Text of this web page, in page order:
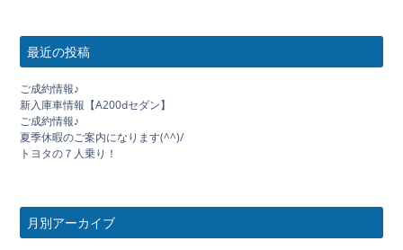
最近の投稿
ご成約情報♪
新入庫車情報【A200dセダン】
ご成約情報♪
夏季休暇のご案内になります(^^)/
トヨタの７人乗り！
月別アーカイブ